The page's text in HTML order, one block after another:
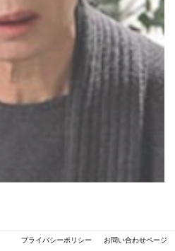
プライバシーポリシー お問い合わせページ